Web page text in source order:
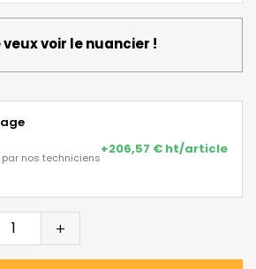
veux voir le nuancier !
nos techniciens
+206,57 € ht/article
+